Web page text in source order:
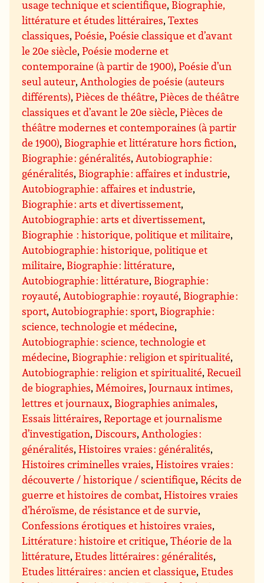
usage technique et scientifique, Biographie,
littérature et études littéraires,Textes
classiques,Poésie,Poésie classique et d’avant
le 20e siècle,Poésie moderne et
contemporaine (à partir de 1900),Poésie d’un
seul auteur,Anthologies de poésie (auteurs
différents),Pièces de théâtre,Pièces de théâtre
classiques et d’avant le 20e siècle,Pièces de
théâtre modernes et contemporaines (à partir
de 1900), Biographie et littérature hors fiction,
Biographie : généralités,Autobiographie :
généralités, Biographie : affaires et industrie,
Autobiographie : affaires et industrie,
Biographie : arts et divertissement,
Autobiographie : arts et divertissement,
Biographie : historique, politique et militaire,
Autobiographie : historique, politique et
militaire, Biographie : littérature,
Autobiographie : littérature, Biographie :
royauté,Autobiographie : royauté, Biographie :
sport,Autobiographie : sport, Biographie :
science, technologie et médecine,
Autobiographie : science, technologie et
médecine, Biographie : religion et spiritualité,
Autobiographie : religion et spiritualité,Recueil
de biographies,Mémoires,Journaux intimes,
lettres et journaux, Biographies animales,
Essais littéraires,Reportage et journalisme
d’investigation,Discours,Anthologies :
généralités,Histoires vraies : généralités,
Histoires criminelles vraies,Histoires vraies :
découverte / historique / scientifique,Récits de
guerre et histoires de combat,Histoires vraies
d’héroïsme, de résistance et de survie,
Confessions érotiques et histoires vraies,
Littérature : histoire et critique,Théorie de la
littérature,Etudes littéraires : généralités,
Etudes littéraires : ancien et classique,Etudes